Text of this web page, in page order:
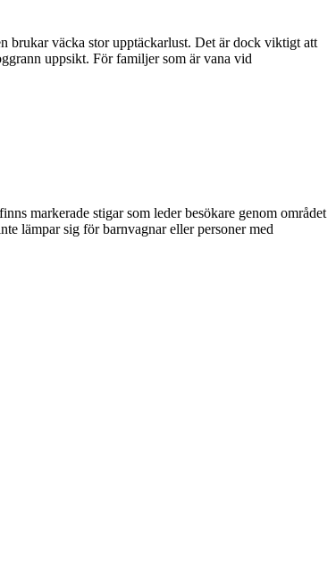
brukar väcka stor upptäckarlust. Det är dock viktigt att
uppsikt. För familjer som är vana vid
markerade stigar som leder besökare genom området
lämpar sig för barnvagnar eller personer med